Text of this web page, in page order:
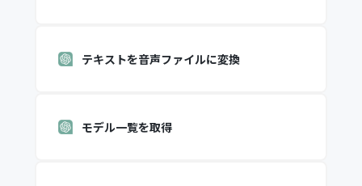
テキストを音声ファイルに変換
モデル一覧を取得